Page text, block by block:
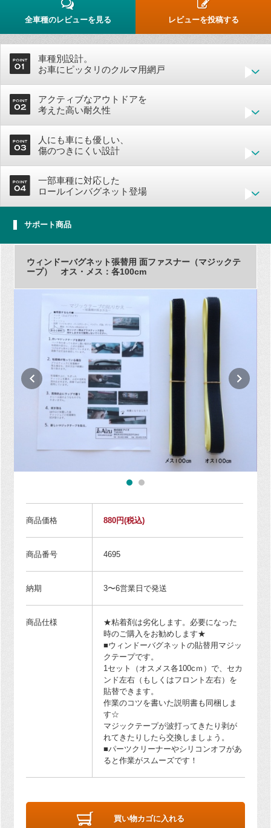
全車種のレビューを見る レビューを投稿する
車種別設計。
お車にピッタリのクルマ用網戸
アクティブなアウトドアを
考えた高い耐久性
人にも車にも優しい、
傷のつきにくい設計
一部車種に対応した
ロールインバグネット登場
サポート商品
ウィンドーバグネット張替用 面ファスナー（マジックテ
ープ） オス・メス：各100cm
商品価格 880円(税込)
商品番号 4695
納期 3〜6営業日で発送
商品仕様
★粘着剤は劣化します。必要になった
時のご購入をお勧めします★
■ウィンドーバグネットの貼替用マジッ
クテープです。
1セット（オスメス各100cｍ）で、セカ
ンド左右（もしくはフロント左右）を
貼替できます。
作業のコツを書いた説明書も同梱しま
す☆
マジックテープが波打ってきたり剥が
れてきたりしたら交換しましょう。
■パーツクリーナーやシリコンオフがあ
ると作業がスムーズです！
買い物カゴに入れる